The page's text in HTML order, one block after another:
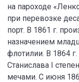
на пароходе
при перевозке
порт. В 1861 г.
назначением
флотилии. В 1864
Станислава I
мечами. С июня